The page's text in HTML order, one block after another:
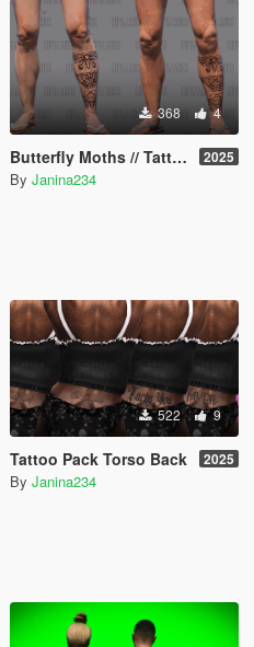
368 4
Butterfly Moths // Tattoo // Left Leg 2025
By Janina234
522 9
Tattoo Pack Torso Back 2025
By Janina234